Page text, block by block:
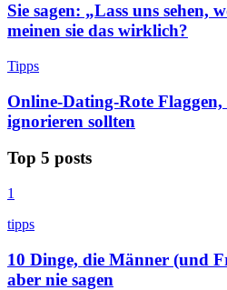
Sie sagen: „Lass uns sehen,
meinen sie das wirklich?
Tipps
Online-Dating-Rote Flaggen,
ignorieren sollten
Top 5 posts
1
tipps
10 Dinge, die Männer (und
aber nie sagen